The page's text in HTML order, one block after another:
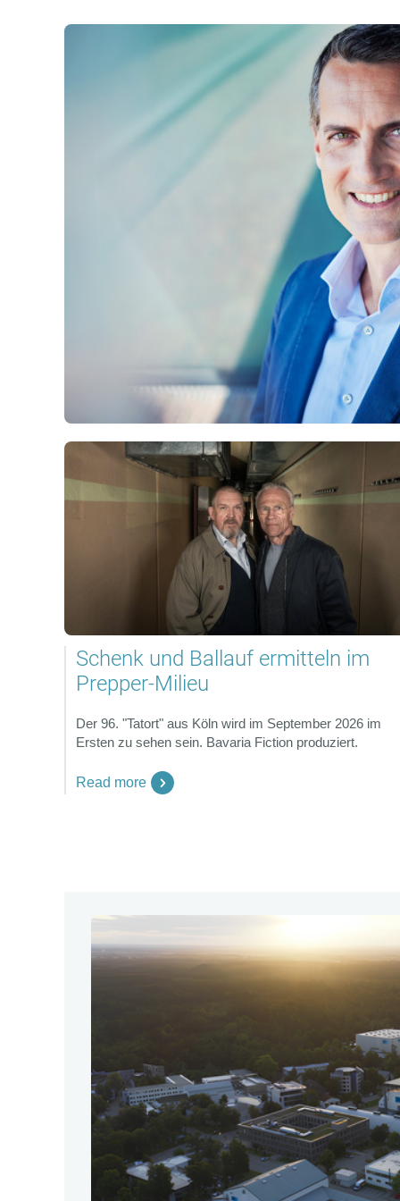
Schenk und Ballauf ermitteln im
Prepper-Milieu
Der 96. "Tatort" aus Köln wird im September 2026 im
Ersten zu sehen sein. Bavaria Fiction produziert.
Read more